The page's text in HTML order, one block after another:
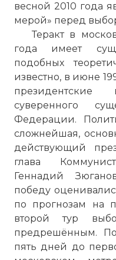
весной 2010 года
мерой» перед
Теракт в
года имеет
подобных
известно, в июне
суверенного
Федерации.
сложнейшая,
действующий
глава
Геннадий
победу
по прогнозам на
второй тур
предрешённым.
пять дней до